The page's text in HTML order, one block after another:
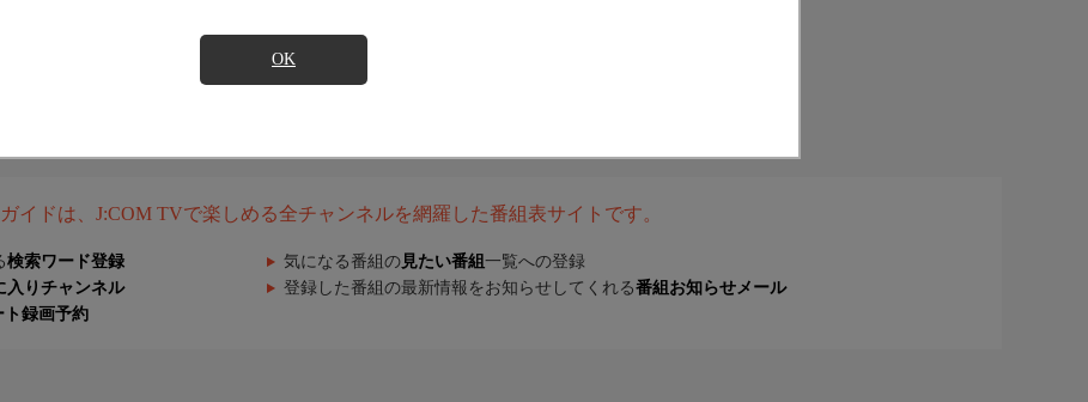
OK
イドは、J:COM TVで楽しめる全チャンネルを網羅した番組表サイトです。
検索ワード登録 気になる番組の 見たい番組 一覧への登録
入りチャンネル 登録した番組の最新情報をお知らせしてくれる番組お知らせメール
ト録画予約